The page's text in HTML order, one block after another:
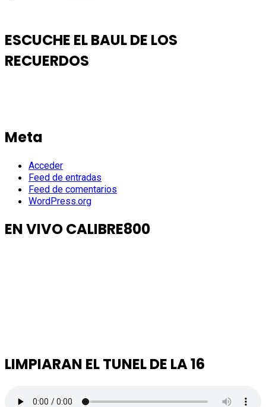
ESCUCHE EL BAUL DE LOS
RECUERDOS
Meta
Acceder
Feed de entradas
Feed de comentarios
WordPress.org
EN VIVO CALIBRE800
LIMPIARAN EL TUNEL DE LA 16